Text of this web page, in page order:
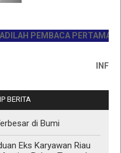
PEMBACA PERTAMA HARI
INFO
BERITA
di Bumi
Eks Karyawan Riau